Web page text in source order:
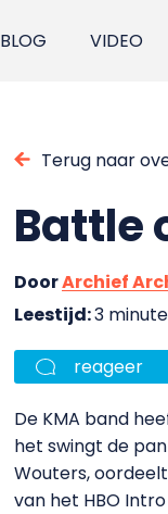
BLOG VIDEO
Terug naar
Battle
DoorArchief
Leestijd:3
reageer
De KMA band
het swingt de
Wouters,
van het HBO